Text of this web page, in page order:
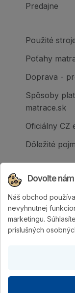
Predajne
Použité
Poťahy
Doprava -
Spôsoby
matrace.sk
Oficiálny CZ
Dôležité
Spoločnosť
1995, je
postelí a
Dovolte
Náš obchod
nevyhnutnej
marketingu.
príslušných